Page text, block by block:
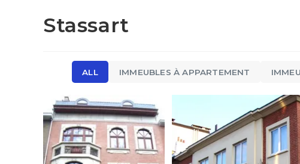
Stassart
ALL IMMEUBLES À APPARTEMENT